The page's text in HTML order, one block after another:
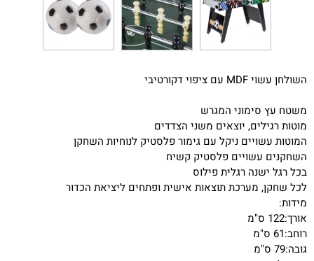
השולחן עשוי MDF עם ציפוי דקורטיבי
משטח עץ סימוני המגרש
מוטות רגילים, יוצאים משני הצדדים
המוטות עשויים ניקל עם גימור פלסטיק לנוחיות השחקן
השחקנים עשויים פלסטיק קשיח
בכל רגל ישנה רגלית פילוס
לכל שחקן, מערכת תוצאות אישית ופתחים ליציאת הכדור
מידות:
אורך:122 ס"מ
רוחב:61 ס"מ
גובה:79 ס"מ